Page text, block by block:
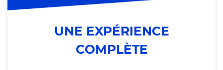
UNE EXPÉRIENCE
COMPLÈTE